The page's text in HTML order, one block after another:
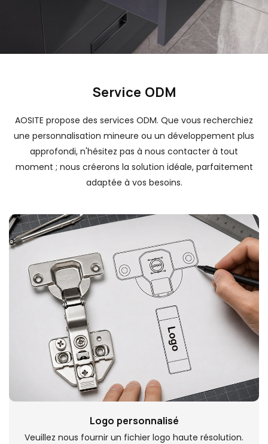
Service ODM
AOSITE propose des services ODM. Que vous recherchiez
une personnalisation mineure ou un développement plus
approfondi, n'hésitez pas à nous contacter à tout
moment ; nous créerons la solution idéale, parfaitement
adaptée à vos besoins.
Logo personnalisé
Veuillez nous fournir un fichier logo haute résolution.